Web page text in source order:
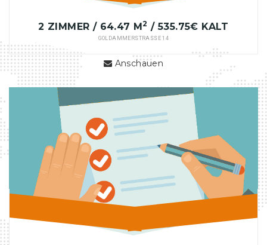
2 ZIMMER / 64.47 M2 / 535.75€ KALT
GOLDAMMERSTRASSE 14
Anschauen